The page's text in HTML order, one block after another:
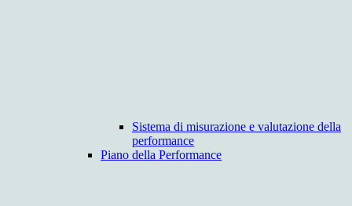
Sistema di misurazione e valutazione della
performance
Piano della Performance